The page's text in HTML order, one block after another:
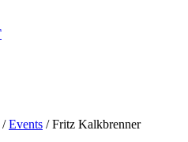
/ Events / Fritz Kalkbrenner